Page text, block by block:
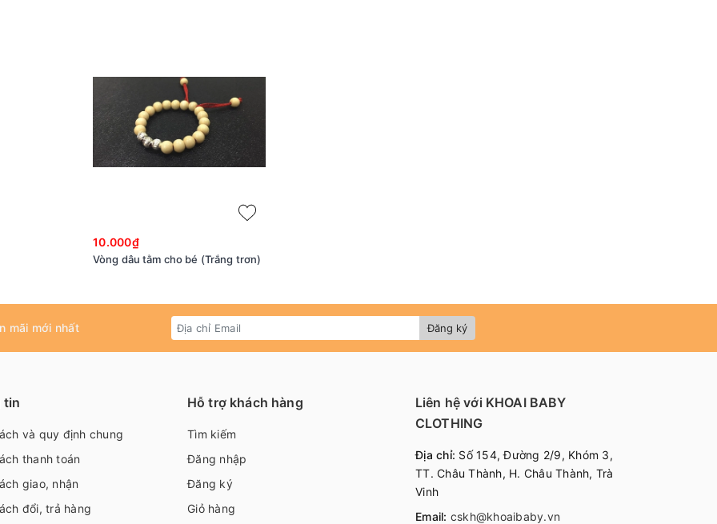
10.000₫
Vòng dâu tằm cho bé (Trắng trơn)
mãi mới nhất Đăng ký
tin
và quy định chung
thanh toán
giao, nhận
đổi, trả hàng
Hỗ trợ khách hàng
Tìm kiếm
Đăng nhập
Đăng ký
Giỏ hàng
Liên hệ với KHOAI BABY
CLOTHING
Địa chỉ: Số 154, Đường 2/9, Khóm 3,
TT. Châu Thành, H. Châu Thành, Trà
Vinh
Email: cskh@khoaibaby.vn